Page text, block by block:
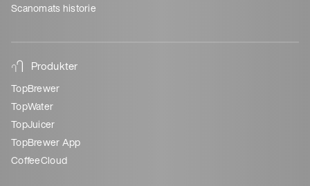
Scanomats historie
Produkter
TopBrewer
TopWater
TopJuicer
TopBrewer App
CoffeeCloud